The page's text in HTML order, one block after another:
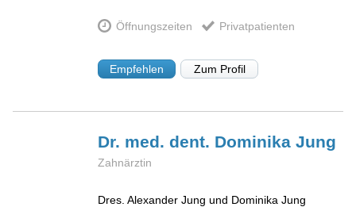
Öffnungszeiten Privatpatienten
Empfehlen Zum Profil
Dr. med. dent. DominikaJung
Zahnärztin
Dres. Alexander Jung und Dominika Jung